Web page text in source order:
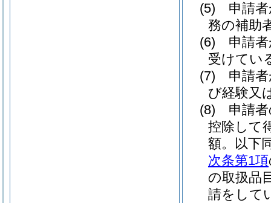
(5)
申請
務の補助
(6)
申請
受けてい
(7)
申請
び経験又
(8)
申請
控除して
額。以下
次条第1項
の取扱品
請をして